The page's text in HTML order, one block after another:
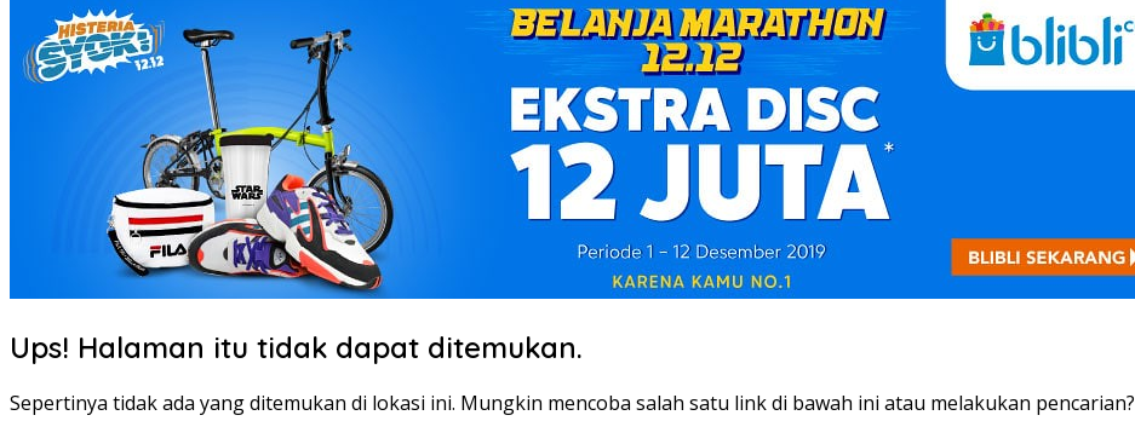
Ups! Halaman itu tidak dapat ditemukan.
Sepertinya tidak ada yang ditemukan di lokasi ini. Mungkin mencoba salah satu link di bawah ini atau melakukan pencarian?